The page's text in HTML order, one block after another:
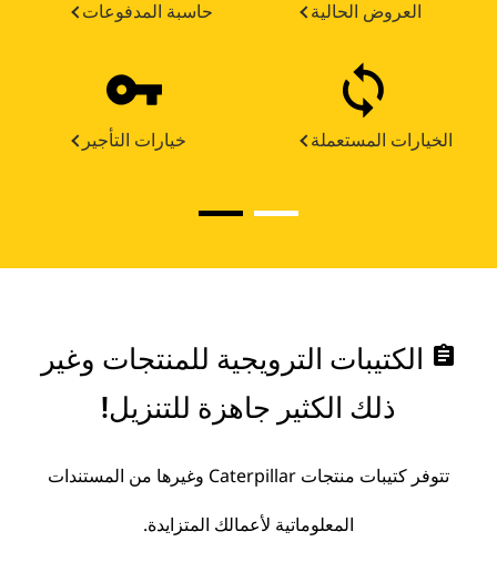
حاسبة المدفوعات العروض الحالية
خيارات التأجير الخيارات المستعملة
assignment الكتيبات الترويجية للمنتجات وغير
ذلك الكثير جاهزة للتنزيل!
تتوفر كتيبات منتجات Caterpillar وغيرها من المستندات
المعلوماتية لأعمالك المتزايدة.